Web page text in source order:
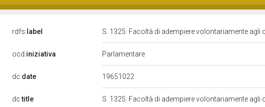
rdfs: label S. 1325: Facoltà di adempiere volontariamente
ocd:iniziativa Parlamentare
dc:date 19651022
dc:title S. 1325: Facoltà di adempiere volontariamente